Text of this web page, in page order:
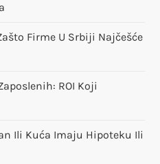
Firme U Srbiji Najčešće
ROI Koji
Ili Kuća Imaju Hipoteku Ili